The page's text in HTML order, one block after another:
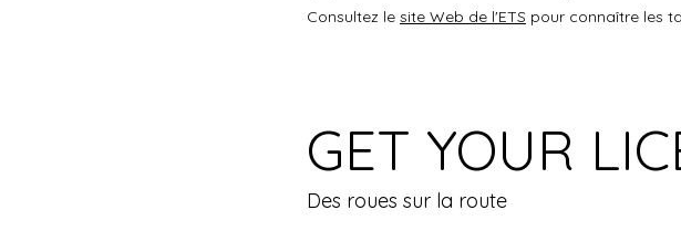
Consultez le site Web de l'ETS pour connaître les
GET YOUR
Des roues sur la route